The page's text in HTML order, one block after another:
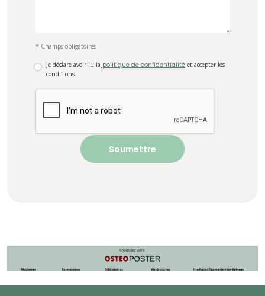
* Champs obligatoires
Je déclare avoir lu la politique de confidentialité et accepter les
conditions.